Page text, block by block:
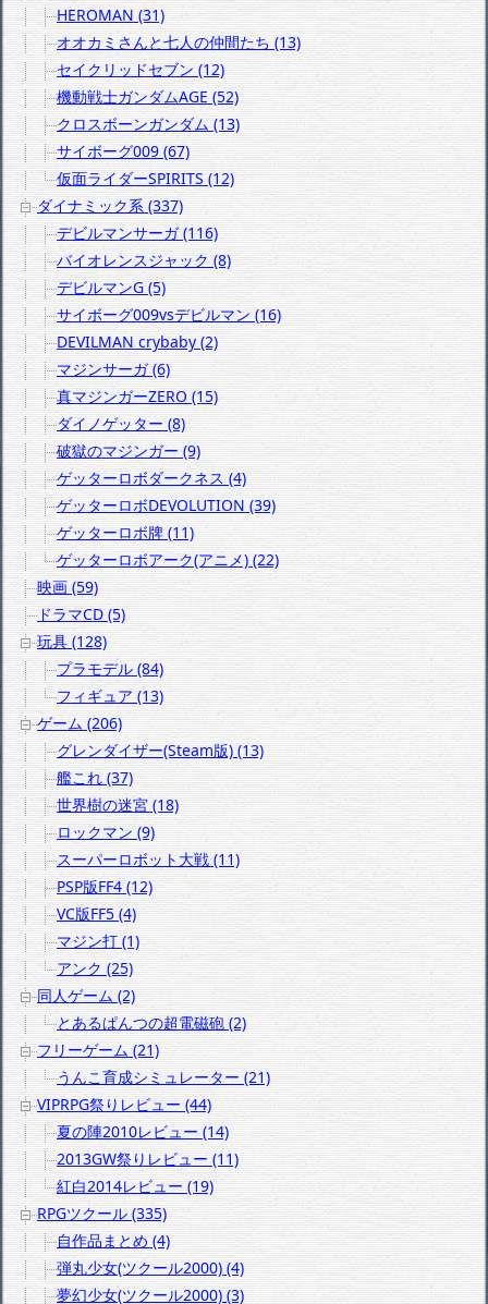
HEROMAN (31)
オオカミさんと七人の仲間たち (13)
セイクリッドセブン (12)
機動戦士ガンダムAGE (52)
クロスボーンガンダム (13)
サイボーグ009 (67)
仮面ライダーSPIRITS (12)
ダイナミック系 (337)
デビルマンサーガ (116)
バイオレンスジャック (8)
デビルマンG (5)
サイボーグ009vsデビルマン (16)
DEVILMAN crybaby (2)
マジンサーガ (6)
真マジンガーZERO (15)
ダイノゲッター (8)
破獄のマジンガー (9)
ゲッターロボダークネス (4)
ゲッターロボDEVOLUTION (39)
ゲッターロボ牌 (11)
ゲッターロボアーク(アニメ) (22)
映画 (59)
ドラマCD (5)
玩具 (128)
プラモデル (84)
フィギュア (13)
ゲーム (206)
グレンダイザー(Steam版) (13)
艦これ (37)
世界樹の迷宮 (18)
ロックマン (9)
スーパーロボット大戦 (11)
PSP版FF4 (12)
VC版FF5 (4)
マジン打 (1)
アンク (25)
同人ゲーム (2)
とあるぱんつの超電磁砲 (2)
フリーゲーム (21)
うんこ育成シミュレーター (21)
VIPRPG祭りレビュー (44)
夏の陣2010レビュー (14)
2013GW祭りレビュー (11)
紅白2014レビュー (19)
RPGツクール (335)
自作品まとめ (4)
弾丸少女(ツクール2000) (4)
夢幻少女(ツクール2000) (3)